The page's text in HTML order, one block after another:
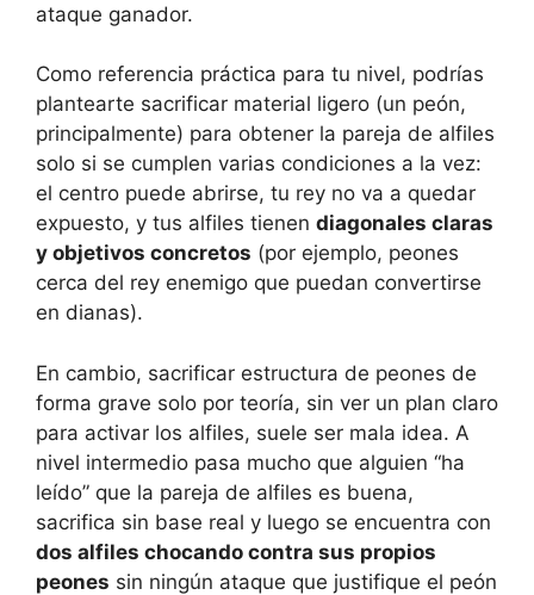
ataque ganador.
Como referencia práctica para tu nivel, podrías
plantearte sacrificar material ligero (un peón,
principalmente) para obtener la pareja de alfiles
solo si se cumplen varias condiciones a la vez:
el centro puede abrirse, tu rey no va a quedar
expuesto, y tus alfiles tienen diagonales claras
y objetivos concretos (por ejemplo, peones
cerca del rey enemigo que puedan convertirse
en dianas).
En cambio, sacrificar estructura de peones de
forma grave solo por teoría, sin ver un plan claro
para activar los alfiles, suele ser mala idea. A
nivel intermedio pasa mucho que alguien “ha
leído” que la pareja de alfiles es buena,
sacrifica sin base real y luego se encuentra con
dos alfiles chocando contra sus propios
peones sin ningún ataque que justifique el peón